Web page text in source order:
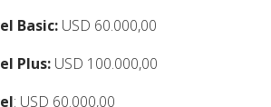
Basic: USD 60.000,00
Plus: USD 100.000,00
: USD 60.000,00